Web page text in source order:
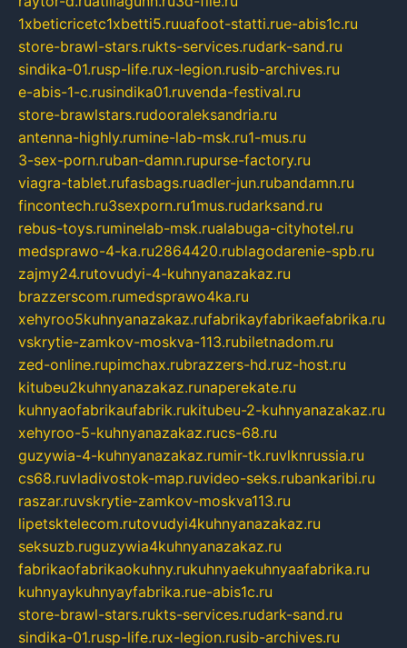
1xbeticricetc1xbetti5.ruuafoot-statti.rue-abis1c.ru
store-brawl-stars.rukts-services.rudark-sand.ru
sindika-01.rusp-life.rux-legion.rusib-archives.ru
e-abis-1-c.rusindika01.ruvenda-festival.ru
store-brawlstars.rudooraleksandria.ru
antenna-highly.rumine-lab-msk.ru1-mus.ru
3-sex-porn.ruban-damn.rupurse-factory.ru
viagra-tablet.rufasbags.ruadler-jun.rubandamn.ru
fincontech.ru3sexporn.ru1mus.rudarksand.ru
rebus-toys.ruminelab-msk.rualabuga-cityhotel.ru
medsprawo-4-ka.ru2864420.rublagodarenie-spb.ru
zajmy24.rutovudyi-4-kuhnyanazakaz.ru
brazzerscom.rumedsprawo4ka.ru
xehyroo5kuhnyanazakaz.rufabrikayfabrikaefabrika.ru
vskrytie-zamkov-moskva-113.rubiletnadom.ru
zed-online.rupimchax.rubrazzers-hd.ruz-host.ru
kitubeu2kuhnyanazakaz.runaperekate.ru
kuhnyaofabrikaufabrik.rukitubeu-2-kuhnyanazakaz.ru
xehyroo-5-kuhnyanazakaz.rucs-68.ru
guzywia-4-kuhnyanazakaz.rumir-tk.ruvlknrussia.ru
cs68.ruvladivostok-map.ruvideo-seks.rubankaribi.ru
raszar.ruvskrytie-zamkov-moskva113.ru
lipetsktelecom.rutovudyi4kuhnyanazakaz.ru
seksuzb.ruguzywia4kuhnyanazakaz.ru
fabrikaofabrikaokuhny.rukuhnyaekuhnyaafabrika.ru
kuhnyaykuhnyayfabrika.rue-abis1c.ru
store-brawl-stars.rukts-services.rudark-sand.ru
sindika-01.rusp-life.rux-legion.rusib-archives.ru